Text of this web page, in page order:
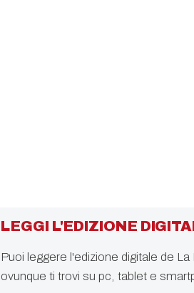
LEGGI L'EDIZIONE
Puoi leggere l'edizione digitale de La
ovunque ti trovi su pc, tablet e